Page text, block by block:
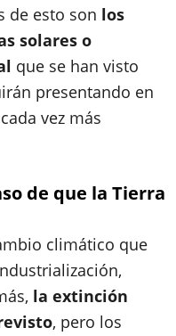
de esto son los
solares o
que se han visto
presentando en
vez más
de que la Tierra
climático que
la extinción
, pero los